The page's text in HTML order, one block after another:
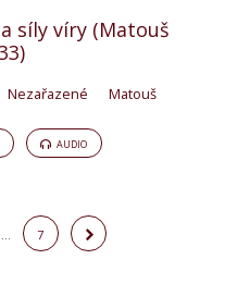
síly víry (Matouš
Nezařazené Matouš
AUDIO
… 7